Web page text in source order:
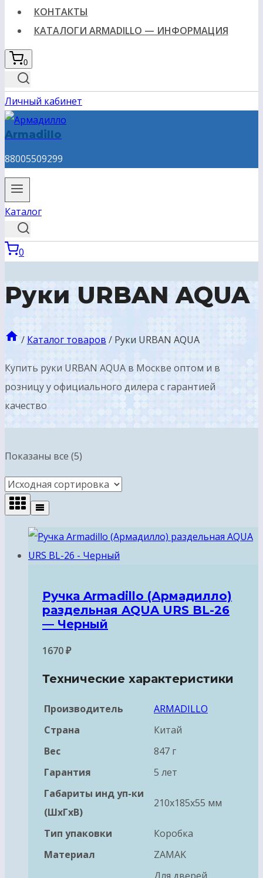
КОНТАКТЫ
КАТАЛОГИ ARMADILLO — ИНФОРМАЦИЯ
0
Личный кабинет
Armadillo
88005509299
Каталог
0
Руки URBAN AQUA
/ Каталог товаров / Руки URBAN AQUA
Купить руки URBAN AQUA в Москве оптом и в
розницу у официального дилера с гарантией
качество
Показаны все (5)
Ручка Armadillo (Армадилло)
раздельная AQUA URS BL-26
— Черный
1670₽
Технические характеристики
Производитель
ARMADILLO
Страна
Китай
Вес
847 г
Гарантия
5 лет
Габариты инд уп-ки
(ШхГхВ)
210x185x55 мм
Тип упаковки
Коробка
Материал
ZAMAK
Для дверей